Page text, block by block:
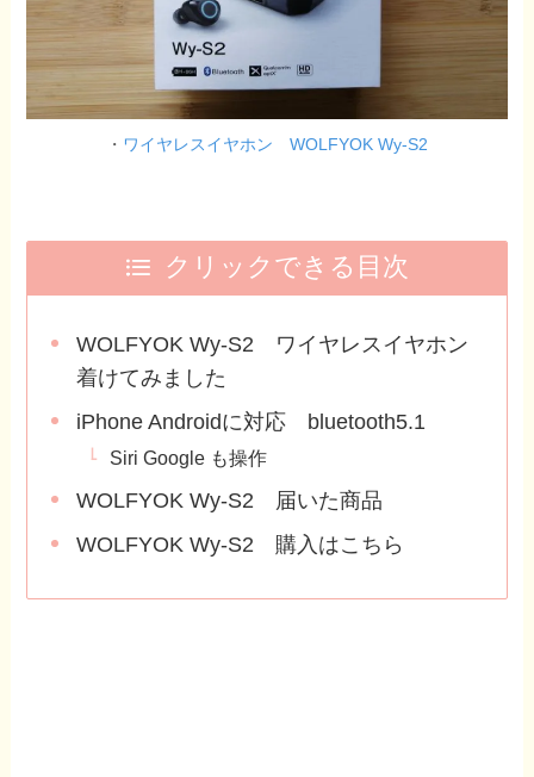
・ ワイヤレスイヤホン WOLFYOK Wy-S2
クリックできる目次
WOLFYOK Wy-S2 ワイヤレスイヤホン
着けてみました
iPhone Androidに対応 bluetooth5.1
Siri Google も操作
WOLFYOK Wy-S2 届いた商品
WOLFYOK Wy-S2 購入はこちら